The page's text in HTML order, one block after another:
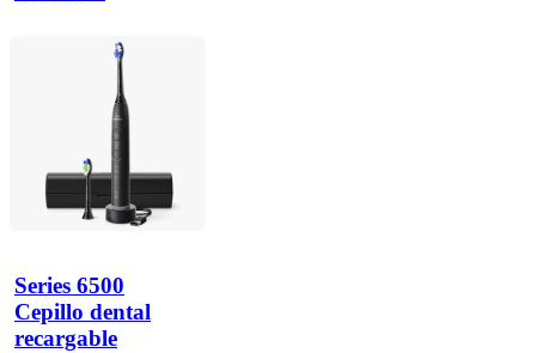
Series 6500
Cepillo dental
recargable